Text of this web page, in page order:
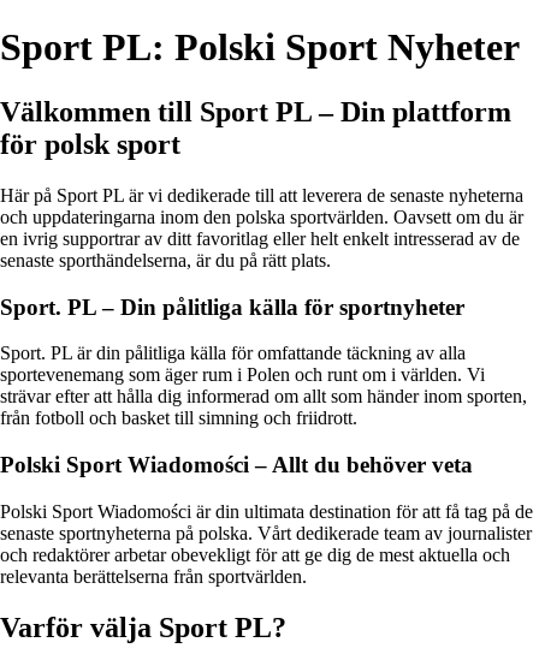
Sport PL: Polski Sport Nyheter
Välkommen till Sport PL – Din plattform
för polsk sport
Här på Sport PL är vi dedikerade till att leverera de senaste nyheterna
och uppdateringarna inom den polska sportvärlden. Oavsett om du är
en ivrig supportrar av ditt favoritlag eller helt enkelt intresserad av de
senaste sporthändelserna, är du på rätt plats.
Sport. PL – Din pålitliga källa för sportnyheter
Sport. PL är din pålitliga källa för omfattande täckning av alla
sportevenemang som äger rum i Polen och runt om i världen. Vi
strävar efter att hålla dig informerad om allt som händer inom sporten,
från fotboll och basket till simning och friidrott.
Polski Sport Wiadomości – Allt du behöver veta
Polski Sport Wiadomości är din ultimata destination för att få tag på de
senaste sportnyheterna på polska. Vårt dedikerade team av journalister
och redaktörer arbetar obevekligt för att ge dig de mest aktuella och
relevanta berättelserna från sportvärlden.
Varför välja Sport PL?